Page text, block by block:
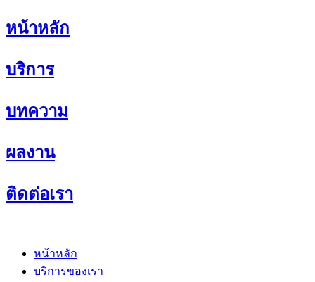
Skip
to
หน้าหลัก
บริการ
บทความ
ผลงาน
ติดต่อเรา
หน้าหลัก
บริการของเรา